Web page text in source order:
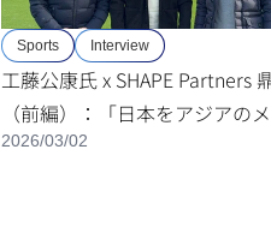
Sports Interview
工藤公康氏 x SHAPE Partners
（前編）：「日本をアジアの
ーに」野球の産業化への挑戦
2026/03/02